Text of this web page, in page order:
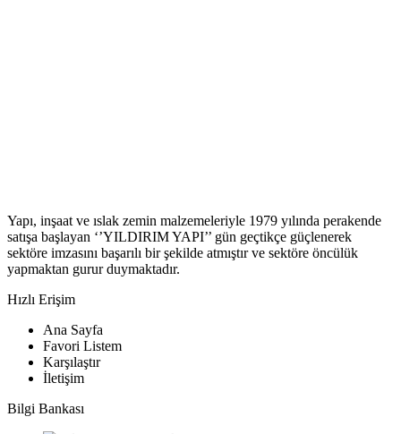
Yapı, inşaat ve ıslak zemin malzemeleriyle 1979 yılında perakende
satışa başlayan ‘’YILDIRIM YAPI’’ gün geçtikçe güçlenerek
sektöre imzasını başarılı bir şekilde atmıştır ve sektöre öncülük
yapmaktan gurur duymaktadır.
Hızlı Erişim
Ana Sayfa
Favori Listem
Karşılaştır
İletişim
Bilgi Bankası